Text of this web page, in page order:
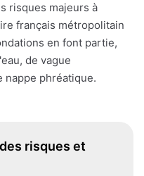
risques majeurs à
français métropolitain
en font partie,
de vague
nappe phréatique.
risques et